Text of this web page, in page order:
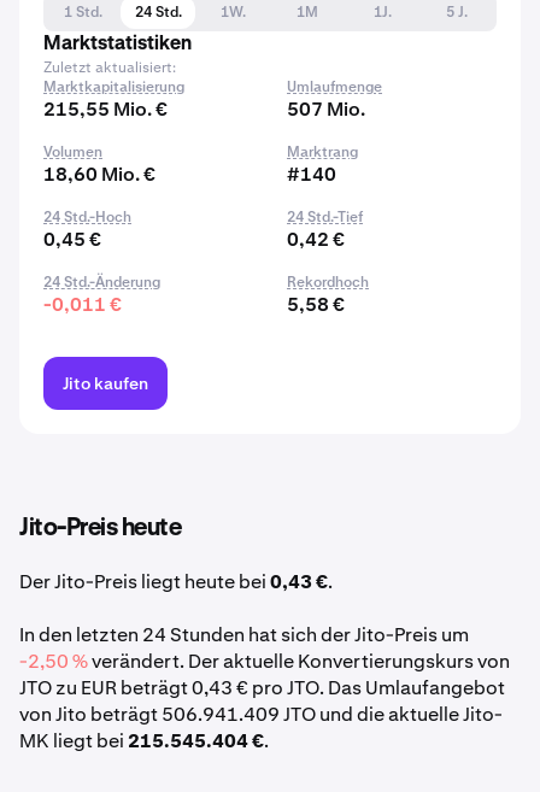
1 Std. 24 Std. 1W. 1M 1J.
5 J.
Marktstatistiken
Zuletzt aktualisiert:
Marktkapitalisierung
215,55 Mio. €
Umlaufmenge
507 Mio.
Volumen
18,60 Mio. €
Marktrang
#140
24 Std.-Hoch
0,45 €
24 Std.-Tief
0,42 €
24 Std.-Änderung
-0,011 €
Rekordhoch
5,58 €
Jito kaufen
Jito-Preis heute
Der Jito-Preis liegt heute bei0,43 €.
In den letzten 24 Stunden hat sich der Jito-Preis um
-2,50 %verändert. Der aktuelle Konvertierungskurs von
JTO zu EUR beträgt 0,43 € pro JTO. Das Umlaufangebot
von Jito beträgt 506.941.409 JTO und die aktuelle Jito-
MK liegt bei 215.545.404 €.